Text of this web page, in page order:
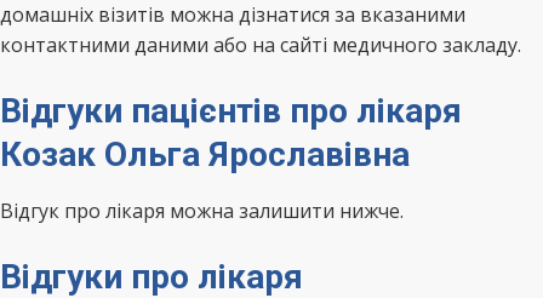
домашніх візитів можна дізнатися за вказаними
контактними даними або на сайті медичного закладу.
Відгуки пацієнтів про лікаря
Козак Ольга Ярославівна
Відгук про лікаря можна залишити нижче.
Відгуки про лікаря